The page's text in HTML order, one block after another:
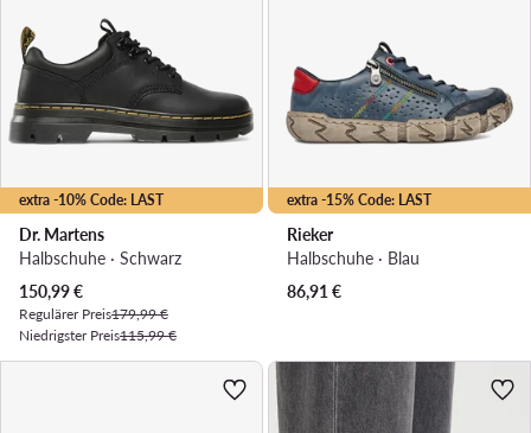
extra -10% Code: LAST
Dr. Martens
Halbschuhe · Schwarz
Aktueller Preis
150,99€
Regulärer Preis179,99 €
Niedrigster Preis115,99 €
extra -15% Code: LAST
Rieker
Halbschuhe · Blau
86,91 €